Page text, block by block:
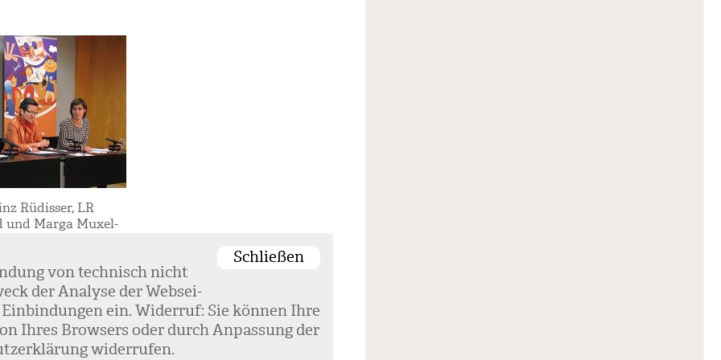
Schließen
von tech­nisch nicht
der Ana­lyse der Web­sei­
ein. Wider­ruf: Sie kön­nen Ihre
Ihres Brow­sers oder durch Anpas­sung der
wider­ru­fen.
Rüdisser, LR
und Marga Muxel-